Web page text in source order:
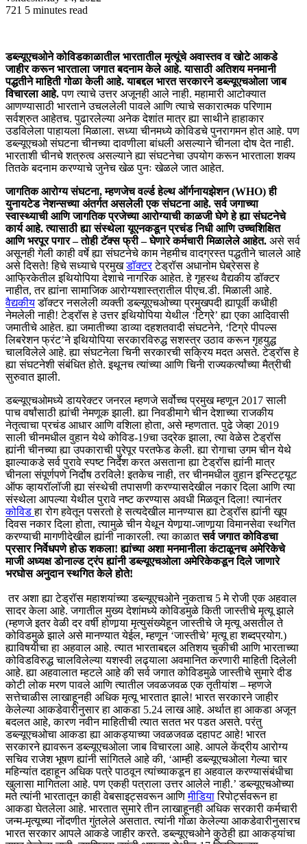
721 5 minutes read
डब्ल्यूएचओने कोविडकाळातील भारतातील मृत्यूंचे अवास्तव व खोटे आकडे
जाहीर करून भारताला जगात बदनाम केले आहे. यासाठी अतिशय मनमानी
पद्धतीने माहिती गोळा केली आहे. याबद्दल भारत सरकारने डब्ल्यूएचओला जाब
विचारला आहे.पण त्याचे उत्तर अजूनही आले नाही. महामारी आटोक्यात
आणण्यासाठी भारताने उचललेली पावले आणि त्याचे सकारात्मक परिणाम
सर्वश्रुत आहेतच. पुढारलेल्या अनेक देशांत मात्र ह्या साथीने हाहाकार
उडविलेला पाहायला मिळाला. सध्या चीनमध्ये कोविडचे पुनरागमन होत आहे. पण
डब्ल्यूएचओ संघटना चीनच्या दावणीला बांधली असल्याने चीनला दोष देत नाही.
भारताशी चीनचे शत्रुत्व असल्याने ह्या संघटनेचा उपयोग करून भारताला शक्य
तितके बदनाम करण्याचे जुनेच खेळ पुनः खेळले जात आहेत.
जागतिक आरोग्य संघटना, म्हणजेच वर्ल्ड हेल्थ ऑर्गनायझेशन (WHO) ही
युनायटेड नेशन्सच्या अंतर्गत असलेली एक संघटना आहे. सर्व जगाच्या
स्वास्थ्याची आणि जागतिक प्रजेच्या आरोग्याची काळजी घेणे हे ह्या संघटनेचे
कार्य आहे. त्यासाठी ह्या संस्थेला यूएनकडून प्रचंड निधी आणि उच्चशिक्षित
आणि भरपूर पगार – तोही टॅक्स फ्री – घेणारे कर्मचारी मिळालेले आहेत. असे सर्व
असूनही गेली काही वर्षे ह्या संघटनेचे काम नेहमीच वादग्रस्त पद्धतीने चालले आहे
असे दिसते! हिचे सध्याचे प्रमुखडॉक्टरटेड्रॉस अधानोम घेब्रेसस हे
आफ्रिकेतील इथियोपिया देशाचे नागरिक आहेत. हे गृहस्थ वैद्यकीय डॉक्टर
नाहीत, तर ह्यांना सामाजिक आरोग्यशास्त्रातील पीएच.डी. मिळाली आहे.
वैद्यकीयडॉक्टर नसलेली व्यक्ती डब्ल्यूएचओच्या प्रमुखपदी ह्यापूर्वी कधीही
नेमलेली नाही! टेड्रॉस हे उत्तर इथियोपिया येथील ‘टिग्रे’ ह्या एका आदिवासी
जमातीचे आहेत. ह्या जमातीच्या डाव्या दहशतवादी संघटनेने, ‘टिग्रे पीपल्स
लिबरेशन फ्रंट’ने इथियोपिया सरकारविरुद्ध सशस्त्र उठाव करून गृहयुद्ध
चालविलेले आहे. ह्या संघटनेला चिनी सरकारची सक्रिय मदत असते. टेड्रॉस हे
ह्या संघटनेशी संबंधित होते. इथूनच त्यांच्या आणि चिनी राज्यकर्त्यांच्या मैत्रीची
सुरुवात झाली.
डब्ल्यूएचओमध्ये डायरेक्टर जनरल म्हणजे सर्वोच्च प्रमुख म्हणून 2017 साली
पाच वर्षांसाठी ह्यांची नेमणूक झाली. ह्या निवडीमागे चीन देशाच्या राजकीय
नेतृत्वाचा प्रचंड आधार आणि वशिला होता, असे म्हणतात. पुढे जेव्हा 2019
साली चीनमधील वुहान येथे कोविड-19चा उद्रेक झाला, त्या वेळेस टेड्रॉस
ह्यांनी चीनच्या ह्या उपकाराची पुरेपूर परतफेड केली. ह्या रोगाचा उगम चीन येथे
झाल्याकडे सर्व पुरावे स्पष्ट निर्देश करत असताना ह्या टेड्रॉस ह्यांनी मात्र
चीनला संपूर्णपणे निर्दोष ठरविले! इतकेच नाही, तर चीनमधील वुहान इन्स्टिट्यूट
ऑफ व्हायरॉलॉजी ह्या संस्थेची तपासणी करण्यासदेखील नकार दिला आणि त्या
संस्थेला आपल्या येथील पुरावे नष्ट करण्यास अवधी मिळवून दिला! त्यानंतर
कोविडहा रोग हवेतून पसरतो हे सत्यदेखील मानण्यास ह्या टेड्रॉस ह्यांनी खूप
दिवस नकार दिला होता, त्यामुळे चीन येथून येणार्‍या-जाणार्‍या विमानसेवा स्थगित
करण्याची मागणीदेखील ह्यांनी नाकारली. त्या काळातसर्व जगात कोविडचा
प्रसार निर्वेधपणे होऊ शकला! ह्यांच्या अशा मनमानीला कंटाळूनच अमेरिकेचे
माजी अध्यक्ष डोनाल्ड ट्रंप ह्यांनी डब्ल्यूएचओला अमेरिकेकडून दिले जाणारे
भरघोस अनुदान स्थगित केले होते!
तर अशा ह्या टेड्रॉस महाशयांच्या डब्ल्यूएचओने नुकताच 5 मे रोजी एक अहवाल
सादर केला आहे. जगातील मुख्य देशांमध्ये कोविडमुळे किती जास्तीचे मृत्यू झाले
(म्हणजे इतर वेळी दर वर्षी होणार्‍या मृत्युसंख्येहून जास्तीचे जे मृत्यू असतील ते
कोविडमुळे झाले असे मानण्यात येईल, म्हणून ‘जास्तीचे’ मृत्यू हा शब्दप्रयोग.)
ह्याविषयीचा हा अहवाल आहे. त्यात भारताबद्दल अतिशय चुकीची आणि भारताच्या
कोविडविरुद्ध चालविलेल्या यशस्वी लढ्याला अवमानित करणारी माहिती दिलेली
आहे. ह्या अहवालात म्हटले आहे की सर्व जगात कोविडमुळे जास्तीचे सुमारे दीड
कोटी लोक मरण पावले आणि त्यातील जवळजवळ एक तृतीयांश – म्हणजे
सत्तेचाळीस लाखाहूनही अधिक मृत्यू भारतात झाले! भारत सरकारने जाहीर
केलेल्या आकडेवारीनुसार हा आकडा 5.24 लाख आहे. अर्थात हा आकडा अजून
बदलत आहे, कारण नवीन माहितीची त्यात सतत भर पडत असते. परंतु
डब्ल्यूएचओचा आकडा ह्या आकड्याच्या जवळजवळ दहापट आहे! भारत
सरकारने ह्यावरून डब्ल्यूएचओला जाब विचारला आहे. आपले केंद्रीय आरोग्य
सचिव राजेश भूषण ह्यांनी सांगितले आहे की, ‘आम्ही डब्ल्यूएचओला गेल्या चार
महिन्यांत दहाहून अधिक पत्रे पाठवून त्यांच्याकडून हा अहवाल करण्यासंबंधीचा
खुलासा मागितला आहे. पण एकही पत्राला उत्तर आलेले नाही.’ डब्ल्यूएचओच्या
मते त्यांनी भारतातून काही वेबसाइट्सवरून आणिमीडियारिपोर्ट्सवरून हा
आकडा घेतलेला आहे. भारतात सुमारे तीन लाखाहूनही अधिक सरकारी कर्मचारी
जन्म-मृत्यूच्या नोंदणीत गुंतलेले असतात. त्यांनी गोळा केलेल्या आकडेवारीनुसारच
भारत सरकार आपले आकडे जाहीर करते. डब्ल्यूएचओने कुठेही ह्या आकड्यांचा